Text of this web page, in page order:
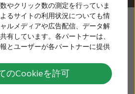
やクリック数の測定を行っていま
るサイトの利用状況についても情
ルメディアや広告配信、データ解
有しています。各パートナーは、
とユーザーが各パートナーに提供
他の情報を組み合わせて使用する
のCookieを許可
対応